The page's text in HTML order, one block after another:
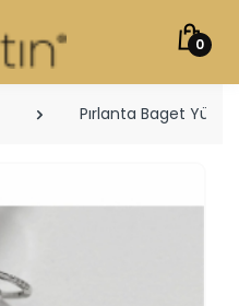
0
Pırlanta Baget